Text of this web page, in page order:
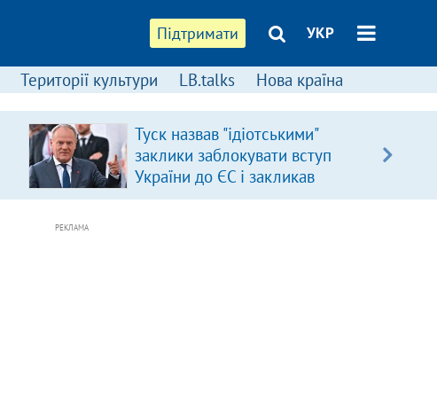
Підтримати УКР
Території культури LB.talks Нова країна
Туск назвав "ідіотськими"
заклики заблокувати вступ
України до ЄС і закликав
припинити антиукраїнську
РЕКЛАМА